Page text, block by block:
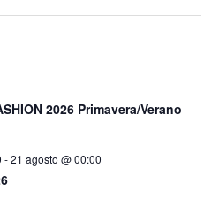
2026 Primavera/Verano
-21 agosto @ 00:00